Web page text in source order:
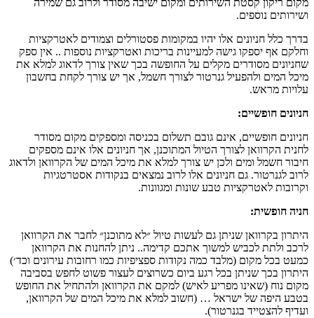
מקום ריקון קסטת השירותים ומקום ישיבה מסודר ולרוב גם שמירה
ושירותים נוספים.
בדרך כלל חניונים אלו יהיו במקומות פסטורלים וצמודים לאטרקציות
וחלקם אף יספקו גישה למעיינות בריכות ואטרקציות נוספות .. אין ספק
שחניונים מסודרים מקלים על החופשה בכך שאין צורך לדאוג למלא את
מיכל המים ולהפעיל גנרטור לצורך חשמל, אך יש צורך לקחת בחשבון
עלויות מראש.
חניונים חופשיים:
חניונים חופשיים, אינם גובם תשלום בכניסה ומספקים מקום מסודר
לחנית הקרוואן לצורך הטיול המתוכנן, אך חניונים אלו אינם מספקים
חיבור חשמל ומים ולכן יש צורך למלא את מיכל המים של הקרוואן ולדאוג
לרוב לגנרטור. גם חניונים אלו לרוב נמצאים בנקודות אסטרטגיות
וקרובות לאטרקציות טבע שונות ומגוונות.
חניה חופשית:
היתרון בקרוואן שניתן גם לעשות טיול ״לא מתוכנן״ לחבר את הקרוואן
לרכב ולתת לכביש למשוך אתכם קדימה.. ניתן להחנות את הקרוואן
כמעט בכל מקום (מלבד כמה נקודות ספציפיות כמו רחובות עירונים וכד׳)
היתרון בכך שניתן בכל רגע ביום כשרוצים לעצור פשוט לחפש בסביבה
מקום נוח (שאינו מפריע לאיש) למקם את הקרוואן ולהתחיל את החופש
בטבע היפה של ישראל … (חשוב למלא את מיכל המים של הקרוואן,
ועדיף להצטייד בגנרטור).